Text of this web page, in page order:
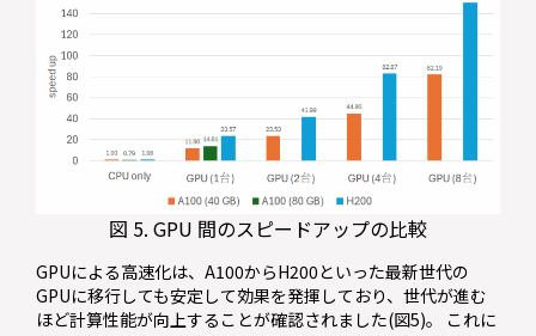
図 5. GPU 間のスピードアップの比較
GPUによる高速化は、A100からH200といった最新世代の
GPUに移行しても安定して効果を発揮しており、世代が進む
ほど計算性能が向上することが確認されました(図5)。 これに